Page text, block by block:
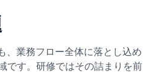
、業務フロー全体に落とし込め
です。研修ではその詰まりを前